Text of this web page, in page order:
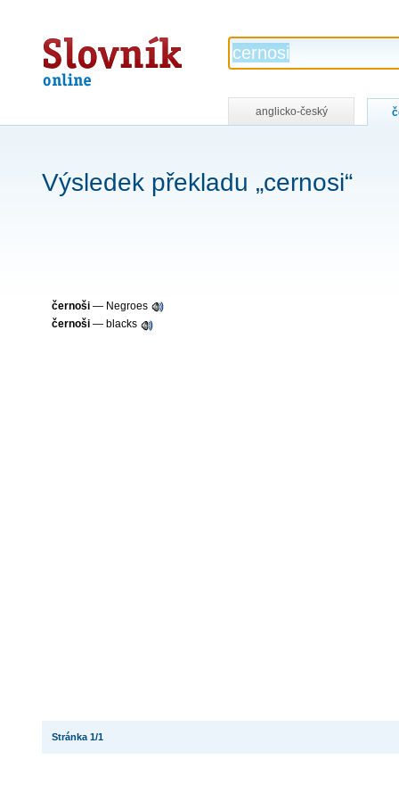
Slovník
online
anglicko-český
Výsledek překladu „cernosi“
černoši — Negroes
černoši — blacks
Stránka 1/1